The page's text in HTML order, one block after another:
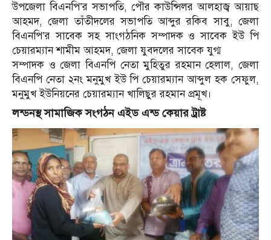
উপজেলা বিএনপি’র সভাপতি, পৌর কাউন্সিলর আলহাজ্ব আয়াছ
আহমদ, জেলা তাঁতীদলের সভাপতি আব্দুর রকিব সাবু, জেলা
বিএনপি’র সাবেক সহ সাংগঠনিক সম্পাদক ও সাবেক ইউ পি
চেয়ারম্যান শামীম আহমদ, জেলা যুবদলের সাবেক যুগ্ম
সম্পাদক ও জেলা বিএনপি নেতা মুহিতুর রহমান হেলাল, জেলা
বিএনপি নেতা ২নং মনুমুখ ইউ পি চেয়ারম্যান আব্দুল হক সেফুল,
মনুমুখ ইউনিয়নের চেয়ারম্যান খালিছুর রহমান প্রমূখ।
লন্ডনস্থ সামাজিক সংগঠন এইড এন্ড কেয়ার ট্রাষ্ট